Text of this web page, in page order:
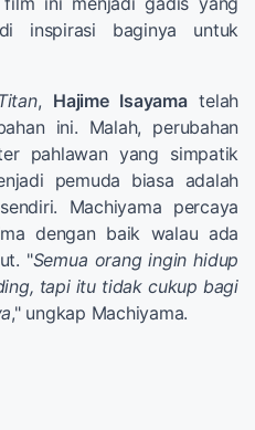
inspirasi baginya untuk
, Hajime Isayamatelah
ini. Malah, perubahan
pahlawan yang simpatik
pemuda biasa adalah
Machiyama percaya
dengan baik walau ada
"Semua orang ingin hidup
tapi itu tidak cukup bagi
," ungkap Machiyama.